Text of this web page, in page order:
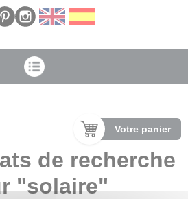
Votre panier
de recherche
"solaire"